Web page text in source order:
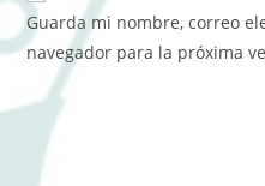
Guarda mi nombre, correo
navegador para la próxima